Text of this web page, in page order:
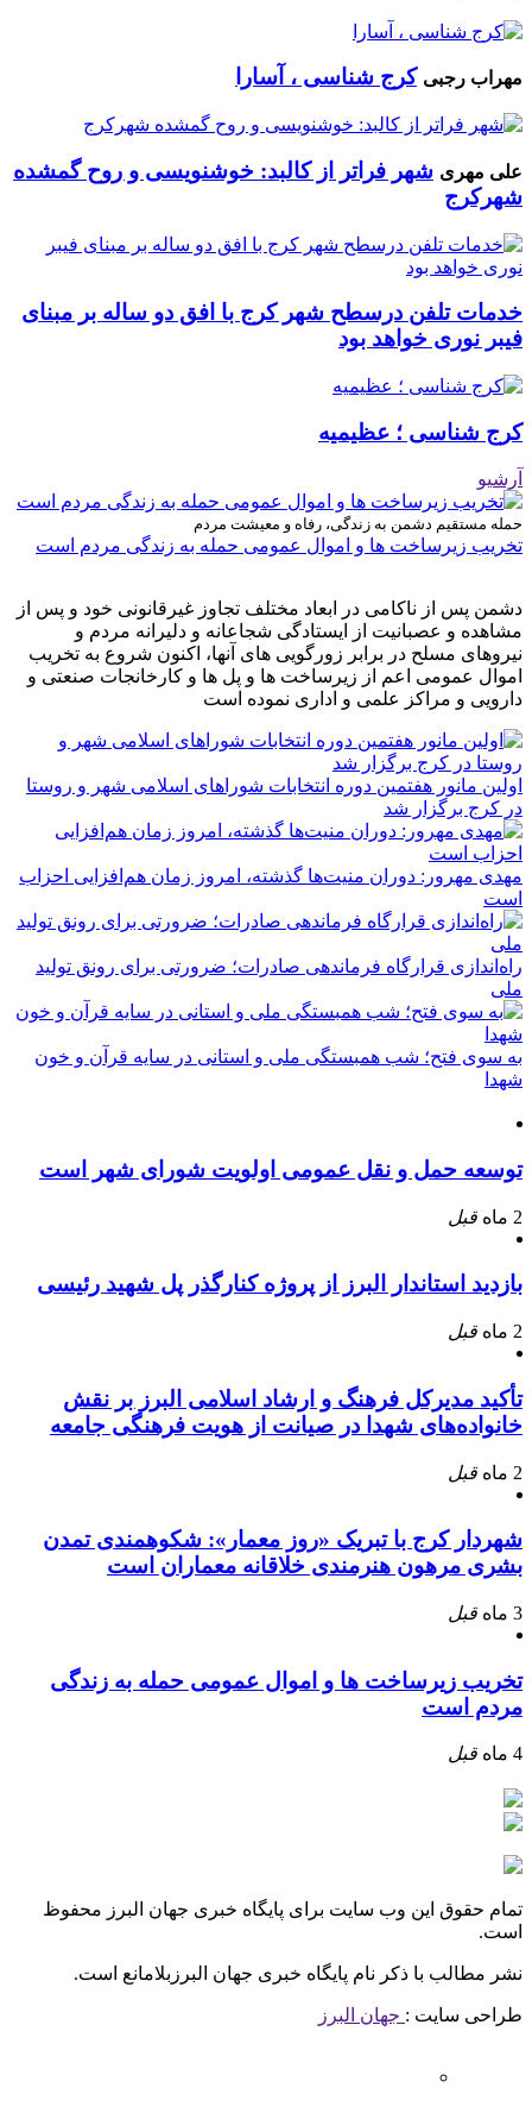
مهراب رجبی کرج شناسی ، آسارا
علی مهری شهر فراتر از کالبد: خوشنویسی و روح گمشده
شهرکرج
خدمات تلفن درسطح شهر کرج با افق دو ساله بر مبنای
فیبر نوری خواهد بود
کرج شناسی ؛ عظیمیه
آرشیو
حمله مستقیم دشمن به زندگی، رفاه و معیشت مردم
تخریب زیرساخت ها و اموال عمومی حمله به زندگی مردم است
دشمن پس از ناکامی در ابعاد مختلف تجاوز غیرقانونی خود و پس از
مشاهده و عصبانیت از ایستادگی شجاعانه و دلیرانه مردم و
نیروهای مسلح در برابر زورگویی های آنها، اکنون شروع به تخریب
اموال عمومی اعم از زیرساخت ها و پل ها و کارخانجات صنعتی و
دارویی و مراکز علمی و اداری نموده است
اولین مانور هفتمین دوره انتخابات شوراهای اسلامی شهر و روستا
در کرج برگزار شد
مهدی مهرور: دوران منیت‌ها گذشته، امروز زمان هم‌افزایی احزاب
است
راه‌اندازی قرارگاه فرماندهی صادرات؛ ضرورتی برای رونق تولید
ملی
به سوی فتح؛ شب همبستگی ملی و استانی در سایه قرآن و خون
شهدا
توسعه حمل و نقل عمومی اولویت شورای شهر است
2 ماه قبل
بازدید استاندار البرز از پروژه کنارگذر پل شهید رئیسی
2 ماه قبل
تأکید مدیرکل فرهنگ و ارشاد اسلامی البرز بر نقش
خانواده‌های شهدا در صیانت از هویت فرهنگی جامعه
2 ماه قبل
شهردار کرج با تبریک «روز معمار»: شکوهمندی تمدن
بشری مرهون هنرمندی خلاقانه معماران است
3 ماه قبل
تخریب زیرساخت ها و اموال عمومی حمله به زندگی
مردم است
4 ماه قبل
تمام حقوق این وب سایت برای پایگاه خبری جهان البرز محفوظ
است.
نشر مطالب با ذکر نام پایگاه خبری جهان البرزبلامانع است.
طراحی سایت : جهان البرز